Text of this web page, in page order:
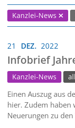
Kanzlei-News
21 DEZ. 2022
Infobrief
Kanzlei-News
Einen Auszug aus
hier. Zudem haben
Neuerungen zu den